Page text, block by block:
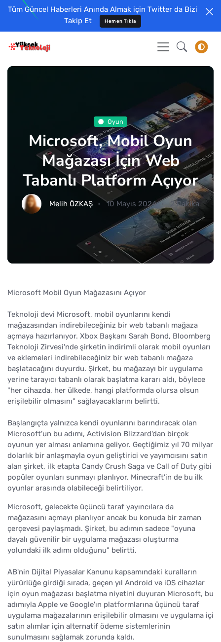
Tüm Güncel Haberleri Anında Almak için Twitter da Bizi
Takip Et
Hemen Tıkla
Oyun
Microsoft, Mobil Oyun
Mağazası İçin Web
Tabanlı Platform Açıyor
Melih ÖZKAŞ 10 Mayıs 2024 2 Dakika
Microsoft Mobil Oyun Mağazasını Açıyor
Teknoloji devi Microsoft, mobil oyunlarını kendi
mağazasından indirebileceğiniz bir web tabanlı mağaza
açmaya hazırlanıyor. Xbox Başkanı Sarah Bond, Bloomberg
Teknoloji Zirvesi'nde şirketin indirimli olarak mobil oyunları
ve eklemeleri indirebileceğiniz bir web tabanlı mağaza
başlatacağını duyurdu. Şirket, bu mağazayı bir uygulama
yerine tarayıcı tabanlı olarak başlatma kararı aldı, böylece
"her cihazda, her ülkede, hangi platformda olursa olsun
erişilebilir olmasını" sağlayacaklarını belirtti.
Başlangıçta yalnızca kendi oyunlarını barındıracak olan
Microsoft'un bu adımı, Activision Blizzard'dan birçok
oyunun yer alması anlamına geliyor. Geçtiğimiz yıl 70 milyar
dolarlık bir anlaşmayla oyun geliştirici ve yayımcısını satın
alan şirket, ilk etapta Candy Crush Saga ve Call of Duty gibi
popüler oyunları sunmayı planlıyor. Minecraft'in de bu ilk
oyunlar arasında olabileceği belirtiliyor.
Microsoft, gelecekte üçüncü taraf yayıncılara da
mağazasını açmayı planlıyor ancak bu konuda bir zaman
çerçevesi paylaşmadı. Şirket, bu adımın sadece "oyuna
dayalı güvenilir bir uygulama mağazası oluşturma
yolundaki ilk adımı olduğunu" belirtti.
AB'nin Dijital Piyasalar Kanunu kapsamındaki kuralların
yürürlüğe girdiği sırada, geçen yıl Android ve iOS cihazlar
için oyun mağazası başlatma niyetini duyuran Microsoft, bu
adımıyla Apple ve Google'ın platformlarına üçüncü taraf
uygulama mağazalarının erişilebilir olmasını ve uygulama içi
satın alımlar için alternatif ödeme sistemlerinin
sunulmasını sağlamak zorunda kaldı.